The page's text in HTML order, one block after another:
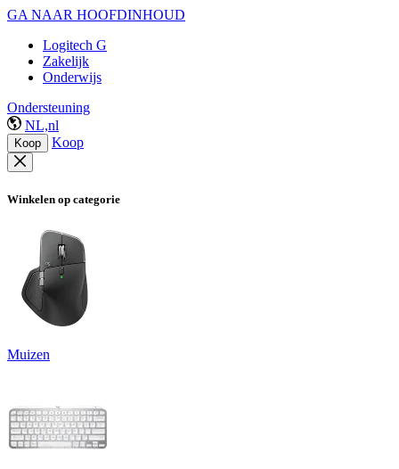
GA NAAR HOOFDINHOUD
Logitech G
Zakelijk
Onderwijs
Ondersteuning
NL,nl
Koop Koop
Winkelen op categorie
Muizen